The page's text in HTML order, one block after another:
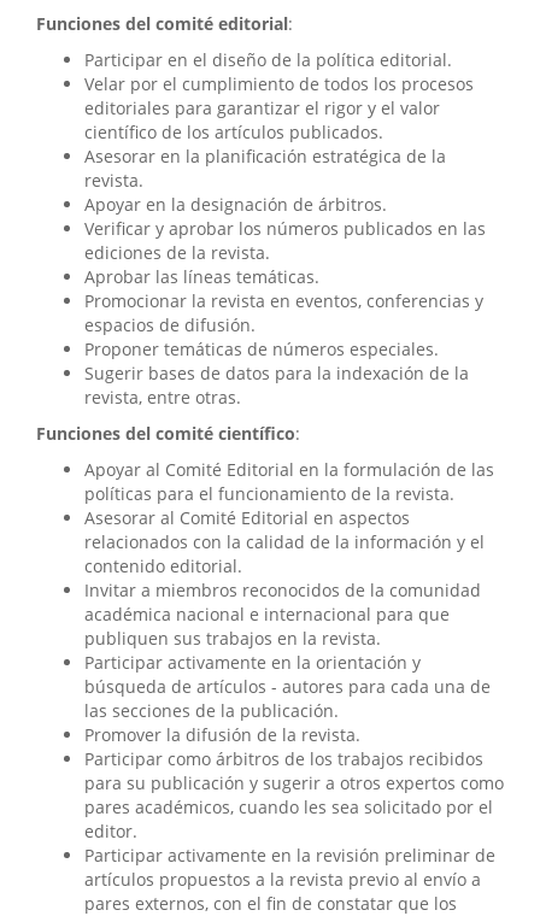
Funciones del comité editorial:
Participar en el diseño de la política editorial.
Velar por el cumplimiento de todos los procesos
editoriales para garantizar el rigor y el valor
científico de los artículos publicados.
Asesorar en la planificación estratégica de la
revista.
Apoyar en la designación de árbitros.
Verificar y aprobar los números publicados en las
ediciones de la revista.
Aprobar las líneas temáticas.
Promocionar la revista en eventos, conferencias y
espacios de difusión.
Proponer temáticas de números especiales.
Sugerir bases de datos para la indexación de la
revista, entre otras.
Funciones del comité científico:
Apoyar al Comité Editorial en la formulación de las
políticas para el funcionamiento de la revista.
Asesorar al Comité Editorial en aspectos
relacionados con la calidad de la información y el
contenido editorial.
Invitar a miembros reconocidos de la comunidad
académica nacional e internacional para que
publiquen sus trabajos en la revista.
Participar activamente en la orientación y
búsqueda de artículos - autores para cada una de
las secciones de la publicación.
Promover la difusión de la revista.
Participar como árbitros de los trabajos recibidos
para su publicación y sugerir a otros expertos como
pares académicos, cuando les sea solicitado por el
editor.
Participar activamente en la revisión preliminar de
artículos propuestos a la revista previo al envío a
pares externos, con el fin de constatar que los